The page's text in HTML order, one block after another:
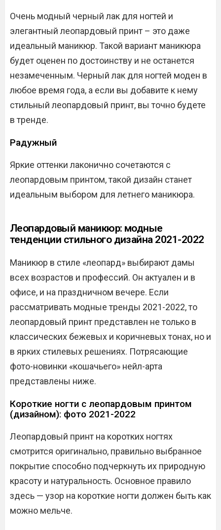
Очень модный черный лак для ногтей и
элегантный леопардовый принт – это даже
идеальный маникюр. Такой вариант маникюра
будет оценен по достоинству и не останется
незамеченным. Черный лак для ногтей моден в
любое время года, а если вы добавите к нему
стильный леопардовый принт, вы точно будете
в тренде.
Радужный
Яркие оттенки лаконично сочетаются с
леопардовым принтом, такой дизайн станет
идеальным выбором для летнего маникюра.
Леопардовый маникюр: модные
тенденции стильного дизайна 2021-2022
Маникюр в стиле «леопард» выбирают дамы
всех возрастов и профессий. Он актуален и в
офисе, и на праздничном вечере. Если
рассматривать модные тренды 2021-2022, то
леопардовый принт представлен не только в
классических бежевых и коричневых тонах, но и
в ярких стилевых решениях. Потрясающие
фото-новинки «кошачьего» нейл-арта
представлены ниже.
Короткие ногти с леопардовым принтом
(дизайном): фото 2021-2022
Леопардовый принт на коротких ногтях
смотрится оригинально, правильно выбранное
покрытие способно подчеркнуть их природную
красоту и натуральность. Основное правило
здесь — узор на короткие ногти должен быть как
можно мельче.